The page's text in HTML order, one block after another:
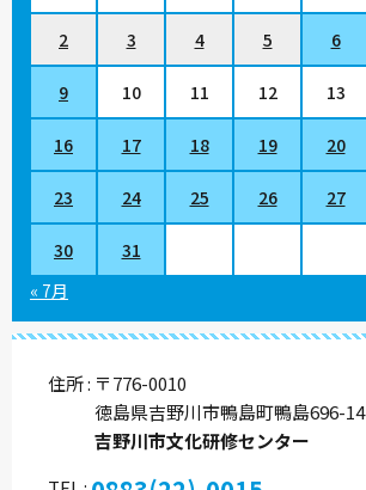
2 3 4 5 6
9 10 11 12 13
16 17 18 19 20
23 24 25 26 27
30
31
« 7月
住所 〒776-0010
徳島県吉野川市鴨島町鴨島696-14
吉野川市文化研修センター